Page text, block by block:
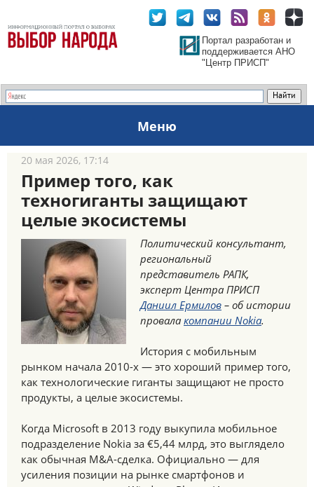
Портал разработан и
поддерживается АНО
"Центр ПРИСП"
Меню
20 мая 2026, 17:14
Пример того, как
техногиганты защищают
целые экосистемы
Политический консультант,
региональный
представитель РАПК,
эксперт Центра ПРИСП
Даниил Ермилов – об истории
провала компании Nokia.
История с мобильным
рынком начала 2010-х — это хороший пример того,
как технологические гиганты защищают не просто
продукты, а целые экосистемы.
Когда Microsoft в 2013 году выкупила мобильное
подразделение Nokia за €5,44 млрд, это выглядело
как обычная M&A-сделка. Официально — для
усиления позиции на рынке смартфонов и